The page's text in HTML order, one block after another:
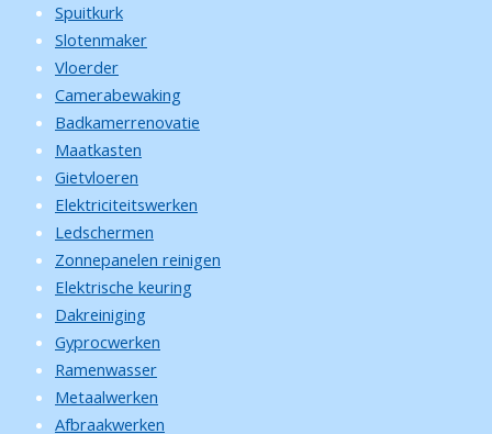
Spuitkurk
Slotenmaker
Vloerder
Camerabewaking
Badkamerrenovatie
Maatkasten
Gietvloeren
Elektriciteitswerken
Ledschermen
Zonnepanelen reinigen
Elektrische keuring
Dakreiniging
Gyprocwerken
Ramenwasser
Metaalwerken
Afbraakwerken